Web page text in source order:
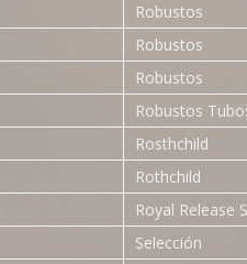
Robustos
Robustos
Robustos
Robustos
Rosthchild
Rothchild
Royal Release
Selección